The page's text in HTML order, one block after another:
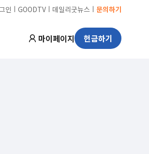
인 ㅣ GOODTV ㅣ 데일리굿뉴스 ㅣ 문의하기
마이페이지 헌금하기